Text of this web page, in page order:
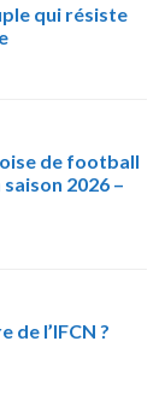
qui résiste
de football
2026 –
l’IFCN ?